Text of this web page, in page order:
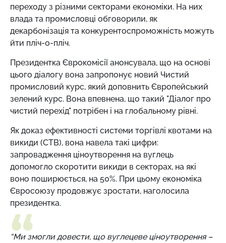
переходу з різними секторами економіки. На них
влада та промисловці обговорили, як
декарбонізація та конкурентоспроможність можуть
йти пліч-о-пліч.
Президентка Єврокомісії анонсувала, що на основі
цього діалогу вона запропонує новий Чистий
промисловий курс, який доповнить Європейський
зелений курс. Вона впевнена, що такий "Діалог про
чистий перехід" потрібен і на глобальному рівні.
Як доказ ефективності системи торгівлі квотами на
викиди (СТВ), вона навела такі цифри:
запровадження ціноутворення на вуглець
допомогло скоротити викиди в секторах, на які
воно поширюється, на 50%. При цьому економіка
Євросоюзу продовжує зростати, наголосила
президентка.
“Ми змогли довести, що вуглецеве ціноутворення –